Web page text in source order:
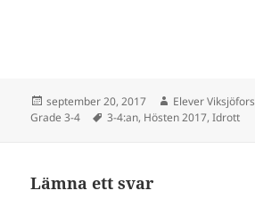
Postat
september 20, 2017 Författare
Elever Viksjöfors
Grade 3-4
Taggar
3-4:an, Hösten 2017,Idrott
Lämna ett svar